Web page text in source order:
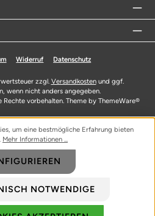
Widerruf Datenschutz
zzgl. Versandkostenund ggf.
wenn nicht anders angegeben.
vorbehalten. Theme by ThemeWare®
um eine bestmögliche Erfahrung bieten
Mehr Informationen ...
NOTWENDIGE